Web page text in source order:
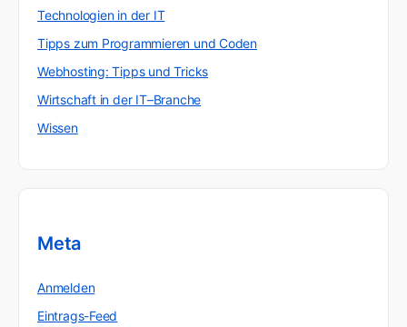
Technologien in der IT
Tipps zum Programmieren und Coden
Webhosting: Tipps und Tricks
Wirtschaft in der IT–Branche
Wissen
Meta
Anmelden
Eintrags-Feed